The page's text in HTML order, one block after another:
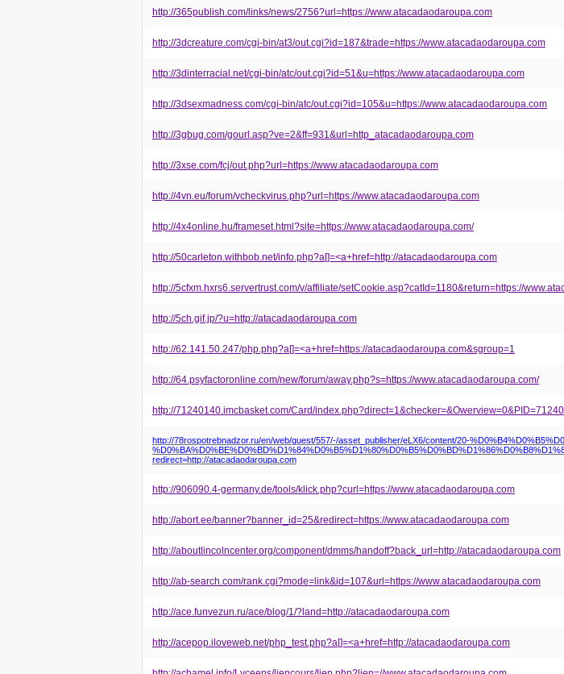
http://365publish.com/links/news/2756?url=https://www.atacadaodaroupa.com
http://3dcreature.com/cgi-bin/at3/out.cgi?id=187&trade=https://www.atacadaodaroupa.com
http://3dinterracial.net/cgi-bin/atc/out.cgi?id=51&u=https://www.atacadaodaroupa.com
http://3dsexmadness.com/cgi-bin/atc/out.cgi?id=105&u=https://www.atacadaodaroupa.com
http://3gbug.com/gourl.asp?ve=2&ff=931&url=http_atacadaodaroupa.com
http://3xse.com/fcj/out.php?url=https://www.atacadaodaroupa.com
http://4vn.eu/forum/vcheckvirus.php?url=https://www.atacadaodaroupa.com
http://4x4online.hu/frameset.html?site=https://www.atacadaodaroupa.com/
http://50carleton.withbob.net/info.php?a[]=<a+href=http://atacadaodaroupa.com
http://5cfxm.hxrs6.servertrust.com/v/affiliate/setCookie.asp?catId=1180&return=https://
http://5ch.gif.jp/?u=http://atacadaodaroupa.com
http://62.141.50.247/php.php?a[]=<a+href=https://atacadaodaroupa.com&sgroup=1
http://64.psyfactoronline.com/new/forum/away.php?s=https://www.atacadaodaroupa.com/
http://71240140.imcbasket.com/Card/
http://78rospotrebnadzor.ru/en/web/guest/557/-/asset_publisher/eLX6/content/20-
redirect=http://atacadaodaroupa.com
http://906090.4-germany.de/tools/klick.php?curl=https://www.atacadaodaroupa.com
http://abort.ee/banner?banner_id=25&redirect=https://www.atacadaodaroupa.com
http://aboutlincolncenter.org/component/dmms/handoff?back_url=http://atacadaodaroupa.com
http://ab-search.com/rank.cgi?mode=link&id=107&url=https://www.atacadaodaroupa.com
http://ace.funvezun.ru/ace/blog/1/?land=http://atacadaodaroupa.com
http://acepop.iloveweb.net/php_test.php?a[]=<a+href=http://atacadaodaroupa.com